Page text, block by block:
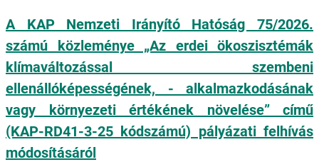
A KAP Nemzeti Irányító Hatóság 75/2026.
számú közleménye „Az erdei ökoszisztémák
klímaváltozással szembeni
ellenállóképességének, - alkalmazkodásának
vagy környezeti értékének növelése” című
(KAP-RD41-3-25 kódszámú) pályázati felhívás
módosításáról